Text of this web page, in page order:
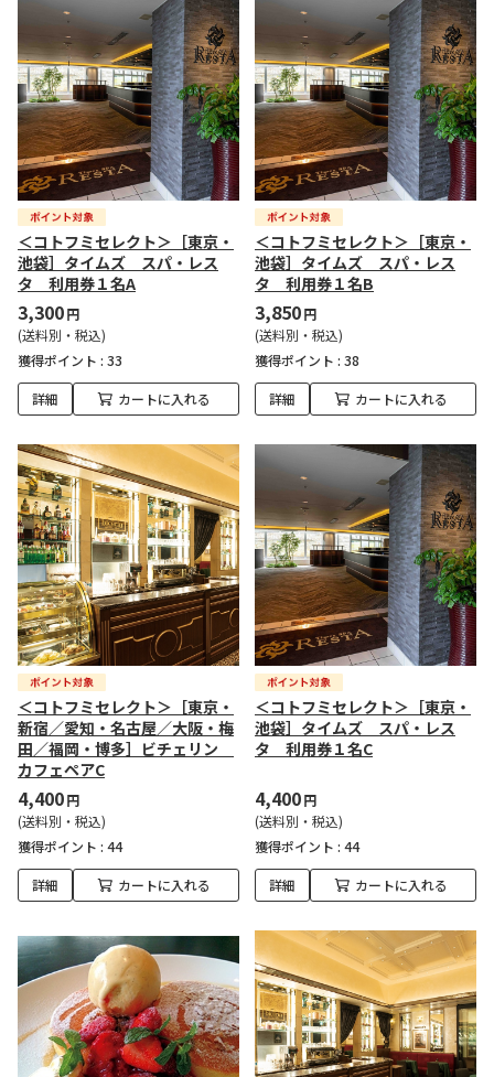
＜コトフミセレクト＞［東京・
池袋］タイムズ スパ・レス
タ 利用券１名A
3,300円
(送料別・税込)
獲得ポイント : 33
詳細 カートに入れる
＜コトフミセレクト＞［東京・
池袋］タイムズ スパ・レス
タ 利用券１名B
3,850円
(送料別・税込)
獲得ポイント : 38
詳細 カートに入れる
＜コトフミセレクト＞［東京・
新宿／愛知・名古屋／大阪・梅
田／福岡・博多］ビチェリン
カフェペアC
4,400円
(送料別・税込)
獲得ポイント : 44
詳細 カートに入れる
＜コトフミセレクト＞［東京・
池袋］タイムズ スパ・レス
タ 利用券１名C
4,400円
(送料別・税込)
獲得ポイント : 44
詳細 カートに入れる